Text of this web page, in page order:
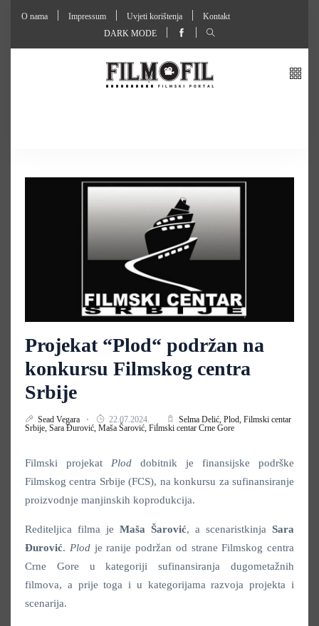
O nama Impressum Uvjeti korištenja
Kontakt
DARK MODE
Projekat “Plod“ podržan na
konkursu Filmskog centra
Srbije
Sead Vegara 22.07.2024. Selma Delić, Plod, Filmski centar
Srbije, Sara Đurović, Maša Šarović, Filmski centar Crne Gore
Filmski projekat Plod dobitnik je finansijske podrške
Filmskog centra Srbije (FCS), na konkursu za sufinansiranje
proizvodnje manjinskih koprodukcija.
Rediteljica filma je Maša Šarović, a scenaristkinja Sara
Đurović. Plod je ranije podržan od strane Filmskog centra
Crne Gore u kategoriji sufinansiranja dugometažnih
filmova, a prije toga i u kategorijama razvoja projekta i
scenarija.